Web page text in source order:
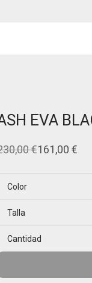
EVA
€
230,00 €.
161,00 €
161,00 €.
Color
Talla
Cantidad